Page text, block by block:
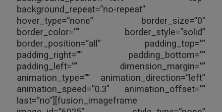
background_repeat=”no-repeat”
hover_type=”none” border_size=”0″
border_color=”” border_style=”solid”
border_position=”all” padding_top=””
padding_right=”” padding_bottom=””
padding_left=”” dimension_margin=””
animation_type=”” animation_direction=”left”
animation_speed=”0.3″ animation_offset=””
last=”no”][fusion_imageframe